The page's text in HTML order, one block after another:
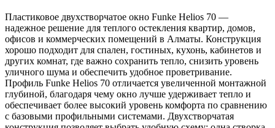
Пластиковое двухстворчатое окно Funke Helios 70 —
надежное решение для теплого остекления квартир, домов,
офисов и коммерческих помещений в Алматы. Конструкция
хорошо подходит для спален, гостиных, кухонь, кабинетов и
других комнат, где важно сохранить тепло, снизить уровень
уличного шума и обеспечить удобное проветривание.
Профиль Funke Helios 70 отличается увеличенной монтажной
глубиной, благодаря чему окно лучше удерживает тепло и
обеспечивает более высокий уровень комфорта по сравнению
с базовыми профильными системами. Двухстворчатая